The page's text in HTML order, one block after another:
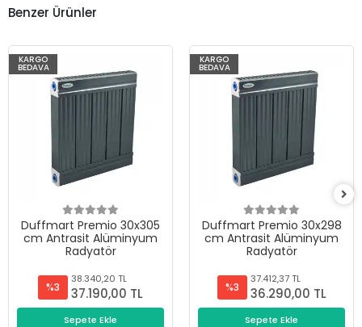
Benzer Ürünler
KARGO
BEDAVA
Duffmart Premio 30x305
cm Antrasit Alüminyum
Radyatör
%3
38.340,20 TL
37.190,00 TL
Sepete Ekle
KARGO
BEDAVA
Duffmart Premio 30x298
cm Antrasit Alüminyum
Radyatör
%3
37.412,37 TL
36.290,00 TL
Sepete Ekle